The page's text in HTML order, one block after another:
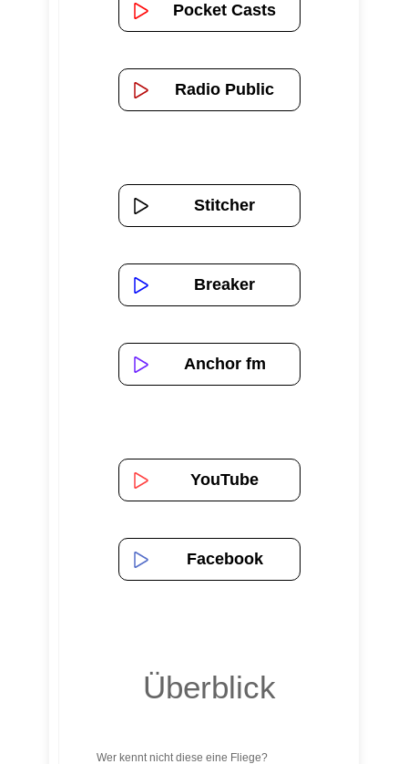
Pocket Casts
Radio Public
Stitcher
Breaker
Anchor fm
YouTube
Facebook
Überblick
Wer kennt nicht diese eine Fliege?